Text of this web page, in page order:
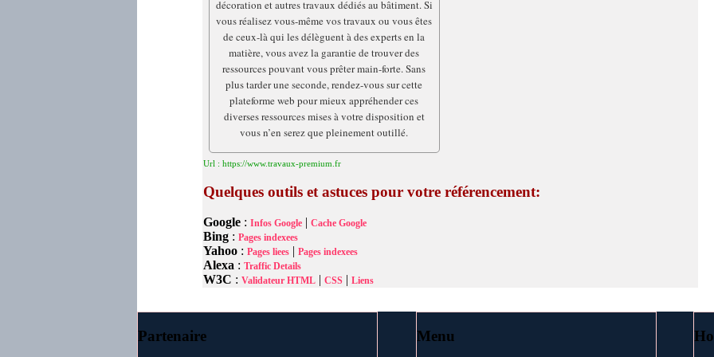
décoration et autres travaux dédiés au bâtiment. Si
vous réalisez vous-même vos travaux ou vous êtes
de ceux-là qui les délèguent à des experts en la
matière, vous avez la garantie de trouver des
ressources pouvant vous prêter main-forte. Sans
plus tarder une seconde, rendez-vous sur cette
plateforme web pour mieux appréhender ces
diverses ressources mises à votre disposition et
vous n’en serez que pleinement outillé.
Url : https://www.travaux-premium.fr
Quelques outils et astuces pour votre référencement:
Google: Infos Google| Cache Google
Bing: Pages indexees
Yahoo: Pages liees| Pages indexees
Alexa: Traffic Details
W3C : Validateur HTML| CSS | Liens
Menu
Partenaire